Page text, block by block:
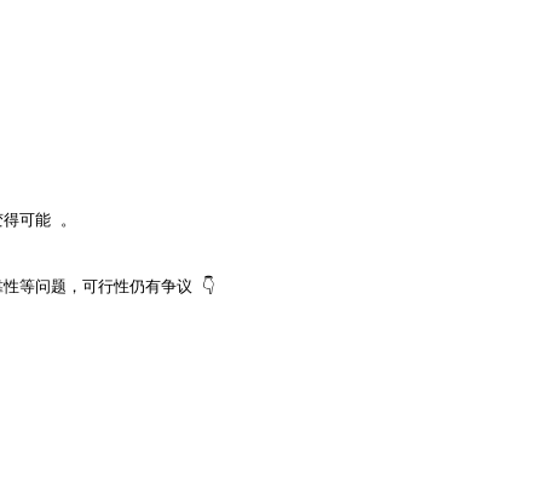
可能 。
等问题，可行性仍有争议 👇